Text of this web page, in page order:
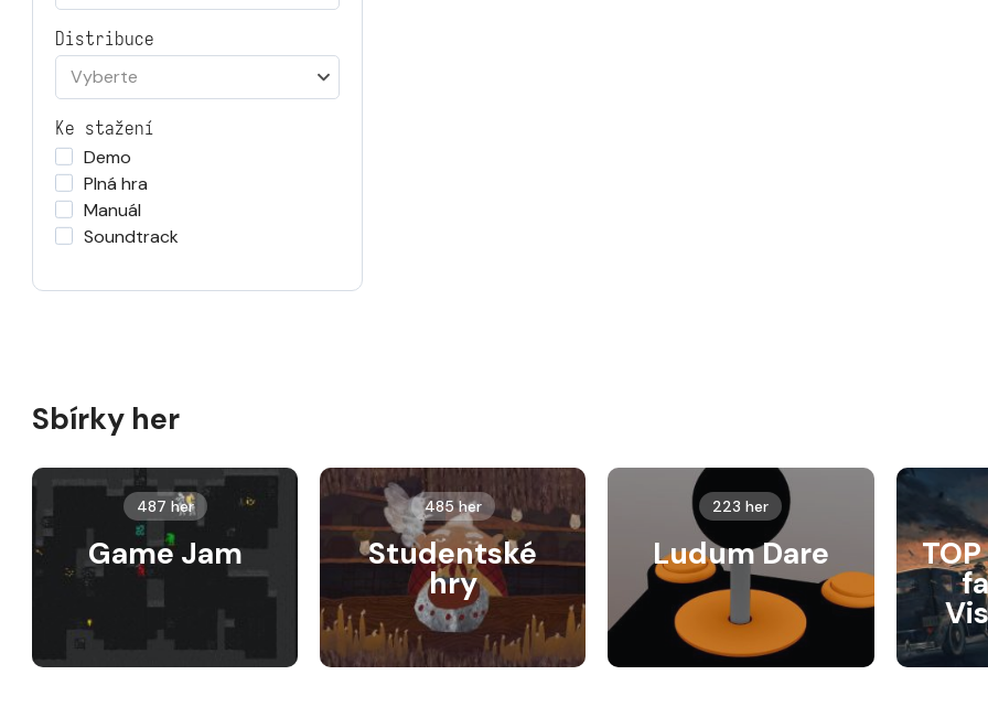
Distribuce
Vyberte
Ke stažení
Demo
Plná hra
Manuál
Soundtrack
Sbírky her
487 her
Game Jam
485 her
Studentské
hry
223 her
Ludum Dare